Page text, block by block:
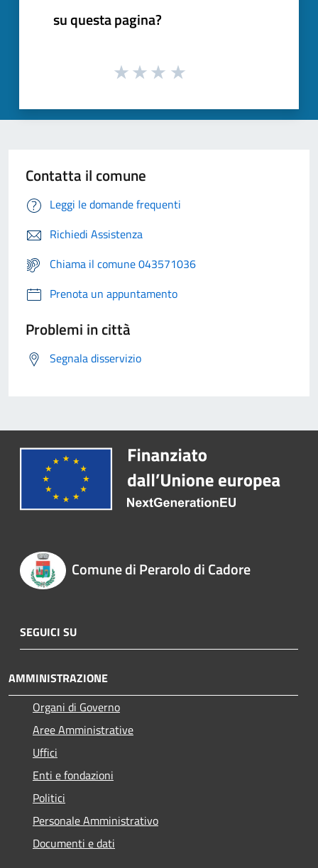
su questa pagina?
Contatta il comune
Leggi le domande frequenti
Richiedi Assistenza
Chiama il comune 043571036
Prenota un appuntamento
Problemi in città
Segnala disservizio
Comune di Perarolo di Cadore
SEGUICI SU
AMMINISTRAZIONE
Organi di Governo
Aree Amministrative
Uffici
Enti e fondazioni
Politici
Personale Amministrativo
Documenti e dati